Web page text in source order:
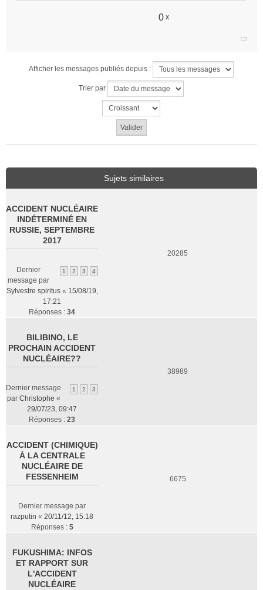
0 x
Afficher les messages publiés depuis :
Trier par
Sujets similaires
ACCIDENT NUCLÉAIRE
INDÉTERMINÉ EN
RUSSIE, SEPTEMBRE
2017
1 2 3 4
Dernier
message par
Sylvestre spiritus« 15/08/19,
17:21
Réponses : 34
20285
BILIBINO, LE
PROCHAIN ACCIDENT
NUCLÉAIRE??
1 2 3
Dernier message
par Christophe «
29/07/23, 09:47
Réponses : 23
38989
ACCIDENT (CHIMIQUE)
À LA CENTRALE
NUCLÉAIRE DE
FESSENHEIM
Dernier message par
razputin « 20/11/12, 15:18
Réponses : 5
6675
FUKUSHIMA: INFOS
ET RAPPORT SUR
L'ACCIDENT
NUCLÉAIRE